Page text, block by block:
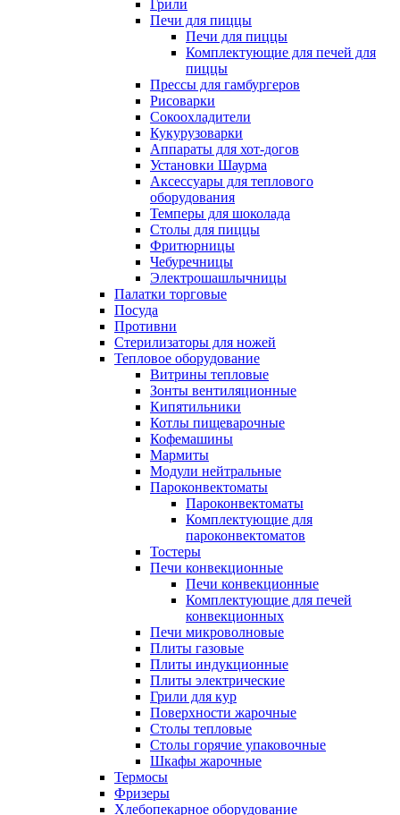
Грили
Печи для пиццы
Печи для пиццы
Комплектующие для печей для
пиццы
Прессы для гамбургеров
Рисоварки
Сокоохладители
Кукурузоварки
Аппараты для хот-догов
Установки Шаурма
Аксессуары для теплового
оборудования
Темперы для шоколада
Столы для пиццы
Фритюрницы
Чебуречницы
Электрошашлычницы
Палатки торговые
Посуда
Противни
Стерилизаторы для ножей
Тепловое оборудование
Витрины тепловые
Зонты вентиляционные
Кипятильники
Котлы пищеварочные
Кофемашины
Мармиты
Модули нейтральные
Пароконвектоматы
Пароконвектоматы
Комплектующие для
пароконвектоматов
Тостеры
Печи конвекционные
Печи конвекционные
Комплектующие для печей
конвекционных
Печи микроволновые
Плиты газовые
Плиты индукционные
Плиты электрические
Грили для кур
Поверхности жарочные
Столы тепловые
Столы горячие упаковочные
Шкафы жарочные
Термосы
Фризеры
Хлебопекарное оборудование